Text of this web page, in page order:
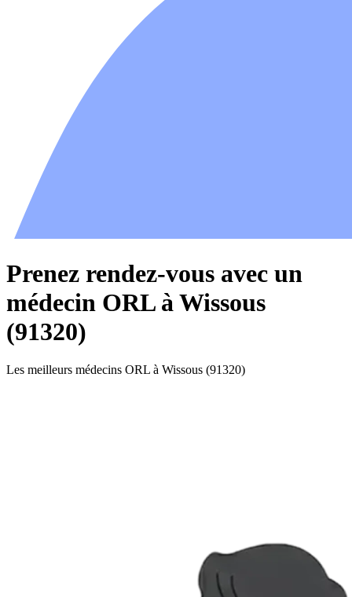
Prenez rendez-vous avec un
médecin ORL à Wissous
(91320)
Les meilleurs médecins ORL à Wissous (91320)